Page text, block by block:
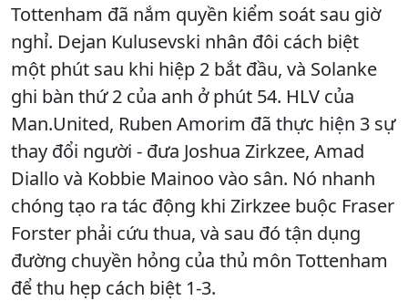
Tottenham đã nắm quyền kiểm soát sau giờ
nghỉ. Dejan Kulusevski nhân đôi cách biệt
một phút sau khi hiệp 2 bắt đầu, và Solanke
ghi bàn thứ 2 của anh ở phút 54. HLV của
Man.United, Ruben Amorim đã thực hiện 3 sự
thay đổi người - đưa Joshua Zirkzee, Amad
Diallo và Kobbie Mainoo vào sân. Nó nhanh
chóng tạo ra tác động khi Zirkzee buộc Fraser
Forster phải cứu thua, và sau đó tận dụng
đường chuyền hỏng của thủ môn Tottenham
để thu hẹp cách biệt 1-3.